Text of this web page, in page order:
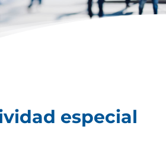
especial